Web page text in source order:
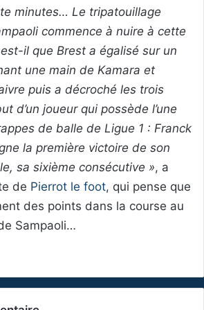
minutes… Le tripatouillage
commence à nuire à cette
il que Brest a égalisé sur un
une main de Kamara et
puis a décroché les trois
d’un joueur qui possède l’une
de balle de Ligue 1 : Franck
la première victoire de son
sa sixième consécutive », a
de Pierrot le foot, qui pense que
des points dans la course au
Sampaoli…